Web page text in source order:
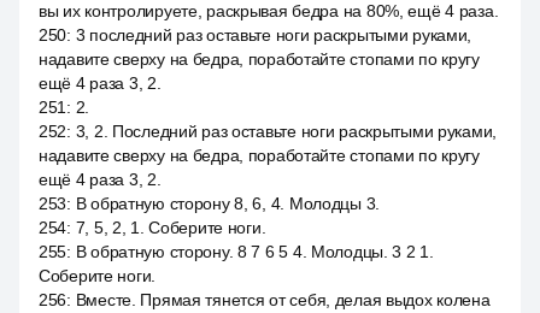
вы их контролируете, раскрывая бедра на 80%, ещё 4 раза.
250: 3 последний раз оставьте ноги раскрытыми руками,
надавите сверху на бедра, поработайте стопами по кругу
ещё 4 раза 3, 2.
251 : 2.
252: 3, 2. Последний раз оставьте ноги раскрытыми руками,
надавите сверху на бедра, поработайте стопами по кругу
ещё 4 раза 3, 2.
253: В обратную сторону 8, 6, 4. Молодцы 3.
254: 7, 5, 2, 1. Соберите ноги.
255: В обратную сторону. 8 7 6 5 4. Молодцы. 3 2 1.
Соберите ноги.
256: Вместе. Прямая тянется от себя, делая выдох колена